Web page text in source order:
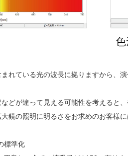
れている光の波長に拠りますから、
どが違って見える可能性を考えると
鏡の照明に明るさをお求めのお客様
標準化